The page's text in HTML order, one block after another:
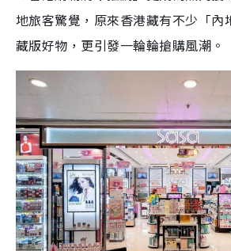
地旅客驚覺，原來香港藏有不少「內
藏版好物，更引發一輪輪搶購風潮。